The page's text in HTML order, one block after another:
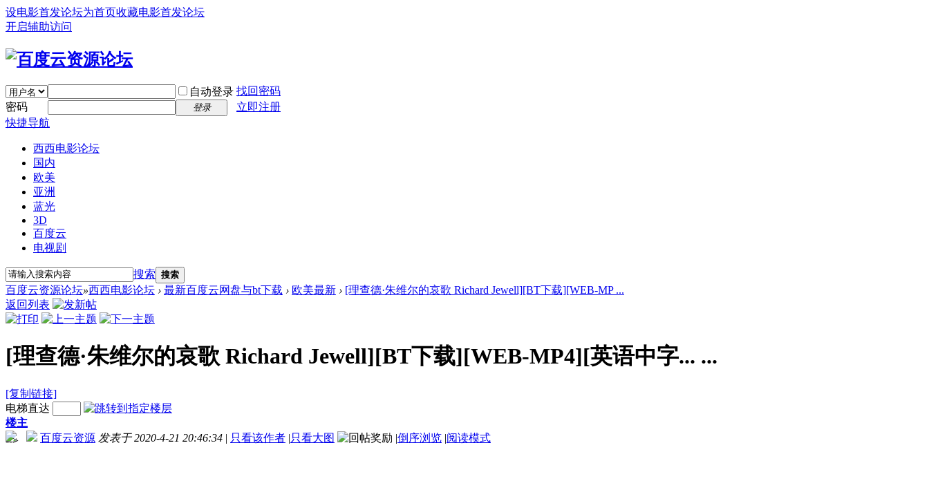
设电影首发论坛为首页收藏电影首发论坛
开启辅助访问
自动登录 找回密码
密码
登录
立即注册
快捷导航
西西电影论坛
国内
欧美
亚洲
蓝光
3D
百度云
电视剧
搜索 搜索
百度云资源论坛»西西电影论坛 › 最新百度云网盘与bt下载 › 欧美最新 › [理查德·朱维尔的哀歌 Richard Jewell][BT下载][WEB-MP ...
返回列表
[理查德·朱维尔的哀歌 Richard Jewell][BT下载][WEB-MP4][英语中字... ...
[复制链接]
电梯直达
楼主
百度云资源 发表于 2020-4-21 20:46:34 | 只看该作者 |只看大图 |倒序浏览 |阅读模式
-->